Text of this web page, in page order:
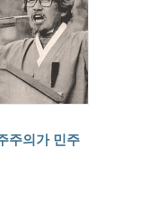
주의가 민주